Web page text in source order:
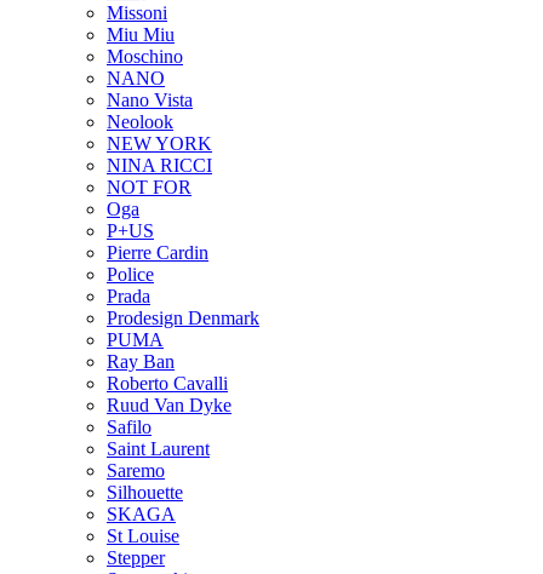
Missoni
Miu Miu
Moschino
NANO
Nano Vista
Neolook
NEW YORK
NINA RICCI
NOT FOR
Oga
P+US
Pierre Cardin
Police
Prada
Prodesign Denmark
PUMA
Ray Ban
Roberto Cavalli
Ruud Van Dyke
Safilo
Saint Laurent
Saremo
Silhouette
SKAGA
St Louise
Stepper